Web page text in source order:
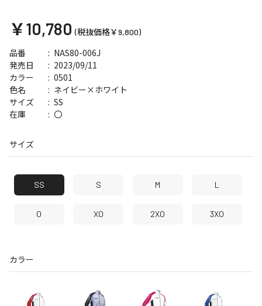
￥10,780 (税抜価格￥9,800)
品番 NAS80-006J
発売日 2023/09/11
サイズ SS
カラー 0501
在庫 〇
色名 ネイビー×ホワイト
サイズ
SS S M L
O XO 2XO 3XO
カラー